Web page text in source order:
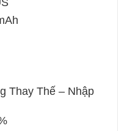
Thay Thế – Nhập